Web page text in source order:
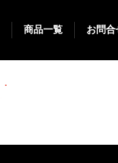
商品一覧 お問合